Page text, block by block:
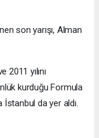
son yarışı, Alman
yılını
kurduğu Formula
da yer aldı.